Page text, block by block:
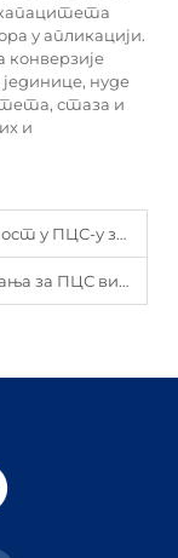
у апликацији.
нуде
стаза и
и
кВт током пиковог испуштања
снаге за БЕСС